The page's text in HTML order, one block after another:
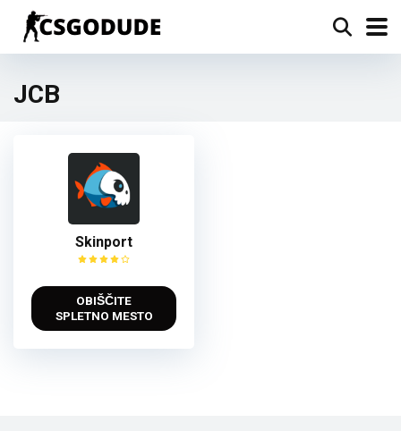
JCB
Skinport
OBIŠČITE
SPLETNO MESTO